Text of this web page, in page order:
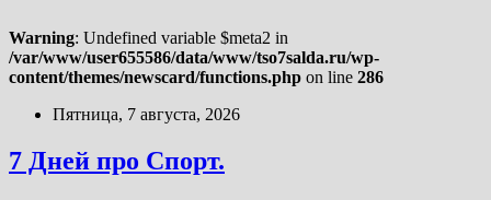
Warning: Undefined variable $meta2 in
/var/www/user655586/data/www/tso7salda.ru/wp-
content/themes/newscard/functions.php on line 286
Перейти
содержимому
Пятница, 7 августа, 2026
7 Дней про Спорт.